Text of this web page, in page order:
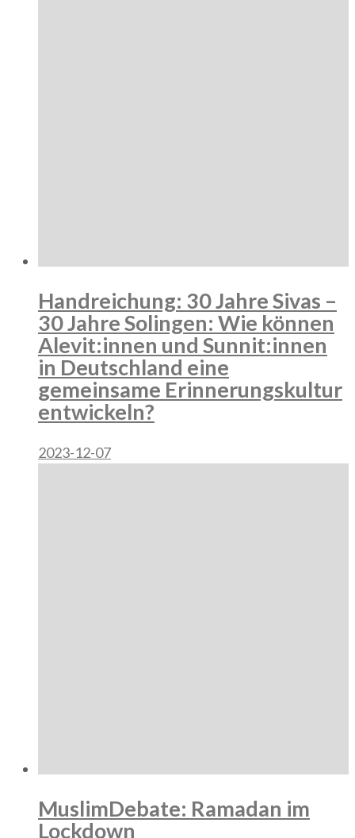
Handreichung: 30 Jahre Sivas –
30 Jahre Solingen: Wie können
Alevit:innen und Sunnit:innen
in Deutschland eine
gemeinsame Erinnerungskultur
entwickeln?
2023-12-07
MuslimDebate: Ramadan im
Lockdown